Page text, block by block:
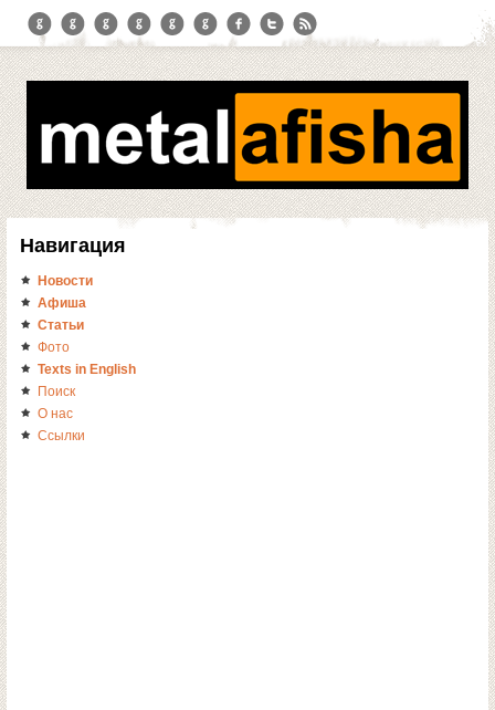
Навигация
Новости
Афиша
Статьи
Фото
Texts in English
Поиск
О нас
Ссылки